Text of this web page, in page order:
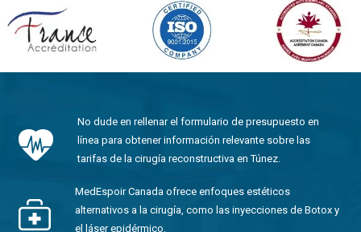
No dude en rellenar el formulario de presupuesto en
línea para obtener información relevante sobre las
tarifas de la cirugía reconstructiva en Túnez.
MedEspoir Canada ofrece enfoques estéticos
alternativos a la cirugía, como las inyecciones de Botox y
el láser epidérmico.